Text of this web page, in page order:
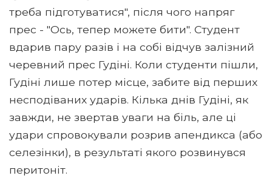
треба підготуватися", після чого напряг
прес - "Ось, тепер можете бити". Студент
вдарив пару разів і на собі відчув залізний
черевний прес Гудіні. Коли студенти пішли,
Гудіні лише потер місце, забите від перших
несподіваних ударів. Кілька днів Гудіні, як
завжди, не звертав уваги на біль, але ці
удари спровокували розрив апендикса (або
селезінки), в результаті якого розвинувся
перитоніт.